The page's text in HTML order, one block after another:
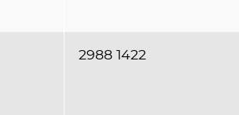
2988 1422